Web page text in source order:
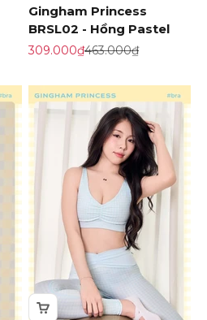
Gingham Princess
BRSL02 - Hồng Pastel
Giá khuyến mãi
309.000₫Giá gốc
463.000₫